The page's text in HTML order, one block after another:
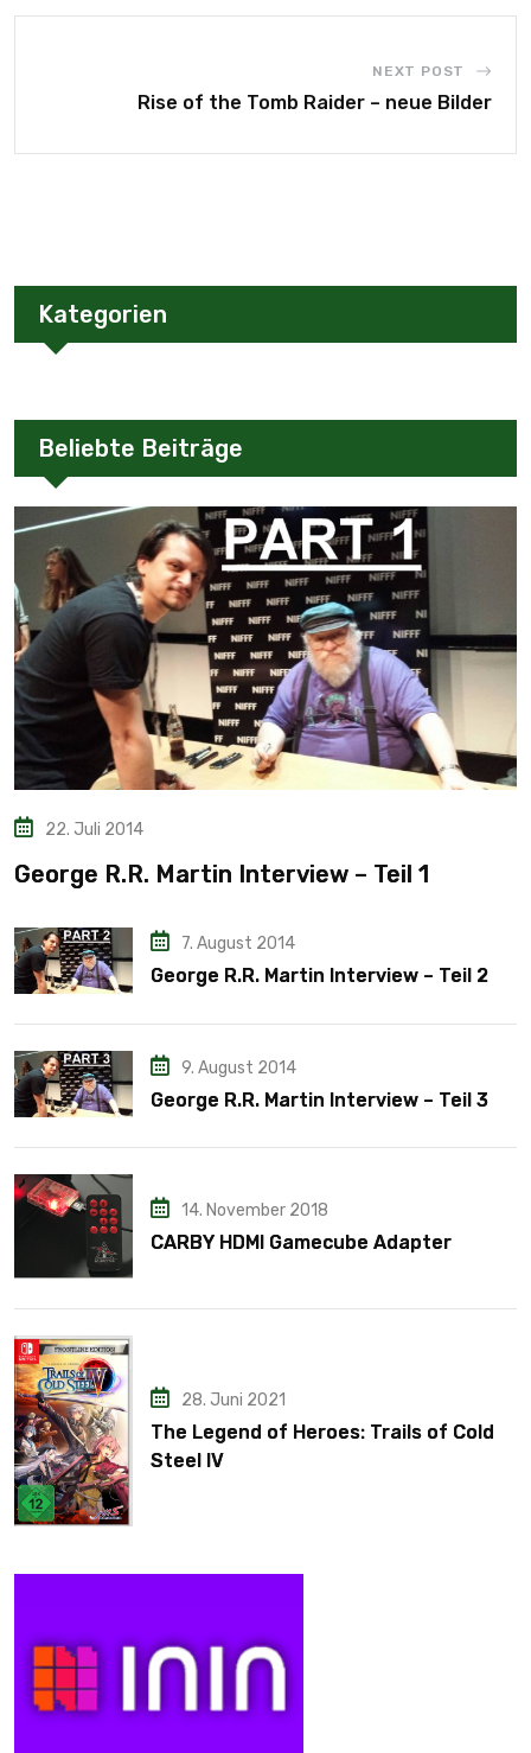
NEXT POST
Rise of the Tomb Raider – neue Bilder
Kategorien
Beliebte Beiträge
22. Juli 2014
George R.R. Martin Interview – Teil 1
7. August 2014
George R.R. Martin Interview – Teil 2
9. August 2014
George R.R. Martin Interview – Teil 3
14. November 2018
CARBY HDMI Gamecube Adapter
28. Juni 2021
The Legend of Heroes: Trails of Cold
Steel IV